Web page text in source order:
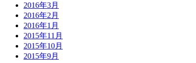
2016年3月
2016年2月
2016年1月
2015年11月
2015年10月
2015年9月